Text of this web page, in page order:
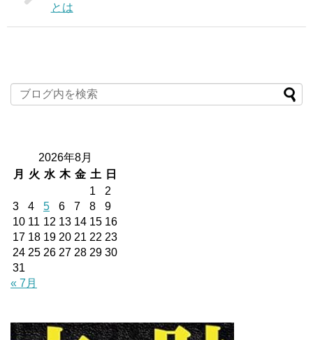
とは
2026年8月
月
火 水 木 金 土
日
1
2
3
4 5 6 7 8
9
10 11 12 13 14 15 16
17 18 19 20 21 22 23
24 25 26 27 28 29 30
31
« 7月